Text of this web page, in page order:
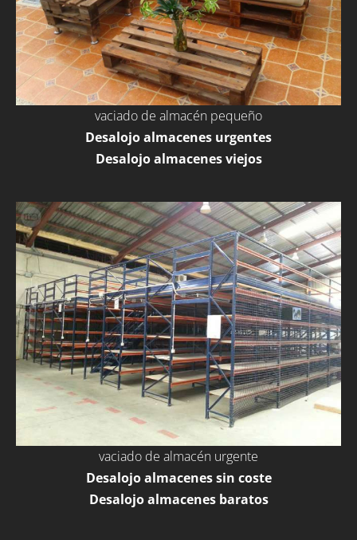
vaciado de almacén pequeño
Desalojo almacenes urgentes
Desalojo almacenes viejos
vaciado de almacén urgente
Desalojo almacenes sin coste
Desalojo almacenes baratos